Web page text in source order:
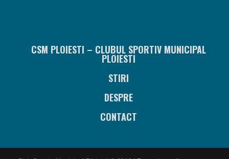
CSM PLOIESTI – CLUBUL SPORTIV MUNICIPAL
PLOIESTI
STIRI
DESPRE
CONTACT